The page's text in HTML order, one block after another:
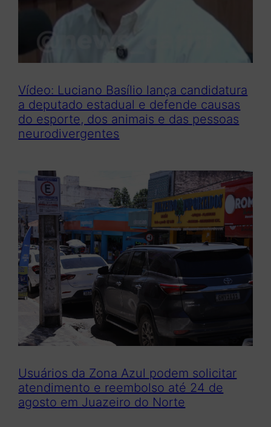
Vídeo: Luciano Basílio lança candidatura
a deputado estadual e defende causas
do esporte, dos animais e das pessoas
neurodivergentes
Usuários da Zona Azul podem solicitar
atendimento e reembolso até 24 de
agosto em Juazeiro do Norte